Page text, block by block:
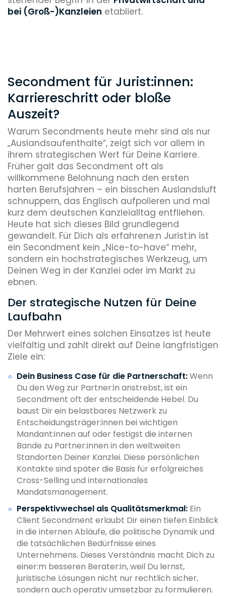
bei (Groß-)Kanzleien etabliert.
Secondment für Jurist:innen:
Karriereschritt oder bloße
Auszeit?
Warum Secondments heute mehr sind als nur
„Auslandsaufenthalte“, zeigt sich vor allem in
ihrem strategischen Wert für Deine Karriere.
Früher galt das Secondment oft als
willkommene Belohnung nach den ersten
harten Berufsjahren – ein bisschen Auslandsluft
schnuppern, das Englisch aufpolieren und mal
kurz dem deutschen Kanzleialltag entfliehen.
Heute hat sich dieses Bild grundlegend
gewandelt. Für Dich als erfahrene:n Jurist:in ist
ein Secondment kein „Nice-to-have“ mehr,
sondern ein hochstrategisches Werkzeug, um
Deinen Weg in der Kanzlei oder im Markt zu
ebnen.
Der strategische Nutzen für Deine
Laufbahn
Der Mehrwert eines solchen Einsatzes ist heute
vielfältig und zahlt direkt auf Deine langfristigen
Ziele ein:
Dein Business Case für die Partnerschaft:Wenn
Du den Weg zur Partner:in anstrebst, ist ein
Secondment oft der entscheidende Hebel. Du
baust Dir ein belastbares Netzwerk zu
Entscheidungsträger:innen bei wichtigen
Mandant:innen auf oder festigst die internen
Bande zu Partner:innen in den weltweiten
Standorten Deiner Kanzlei. Diese persönlichen
Kontakte sind später die Basis für erfolgreiches
Cross-Selling und internationales
Mandatsmanagement.
Perspektivwechsel als Qualitätsmerkmal: Ein
Client Secondment erlaubt Dir einen tiefen Einblick
in die internen Abläufe, die politische Dynamik und
die tatsächlichen Bedürfnisse eines
Unternehmens. Dieses Verständnis macht Dich zu
einer:m besseren Berater:in, weil Du lernst,
juristische Lösungen nicht nur rechtlich sicher,
sondern auch operativ umsetzbar zu formulieren.